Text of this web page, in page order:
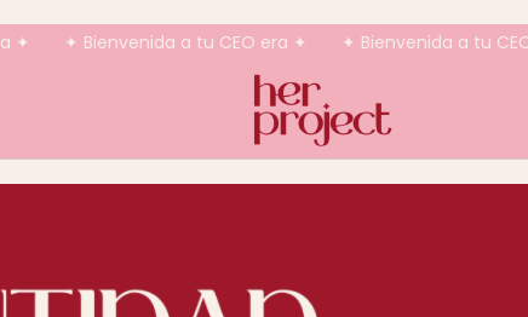
✦ Bienvenida a tu CEO era ✦ ✦ Bienvenida a tu CEO era ✦